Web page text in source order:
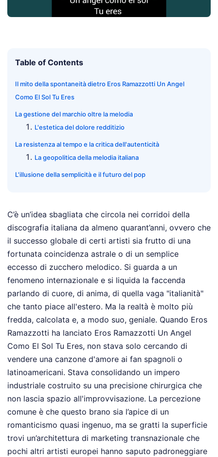
Table of Contents
Il mito della spontaneità dietro Eros Ramazzotti Un Angel
Como El Sol Tu Eres
La gestione del marchio oltre la melodia
L'estetica del dolore redditizio
La resistenza al tempo e la critica dell'autenticità
La geopolitica della melodia italiana
L'illusione della semplicità e il futuro del pop
C’è un’idea sbagliata che circola nei corridoi della
discografia italiana da almeno quarant’anni, ovvero che
il successo globale di certi artisti sia frutto di una
fortunata coincidenza astrale o di un semplice
eccesso di zucchero melodico. Si guarda a un
fenomeno internazionale e si liquida la faccenda
parlando di cuore, di anima, di quella vaga "italianità"
che tanto piace all'estero. Ma la realtà è molto più
fredda, calcolata e, a modo suo, geniale. Quando Eros
Ramazzotti ha lanciato Eros Ramazzotti Un Angel
Como El Sol Tu Eres, non stava solo cercando di
vendere una canzone d'amore ai fan spagnoli o
latinoamericani. Stava consolidando un impero
industriale costruito su una precisione chirurgica che
non lascia spazio all'improvvisazione. La percezione
comune è che questo brano sia l’apice di un
romanticismo quasi ingenuo, ma se gratti la superficie
trovi un’architettura di marketing transnazionale che
pochi altri artisti europei hanno saputo padroneggiare